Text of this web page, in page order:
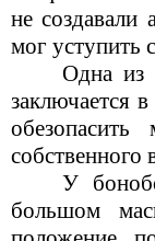
не создавали
мог уступить
Одна из
заключается
У
большом